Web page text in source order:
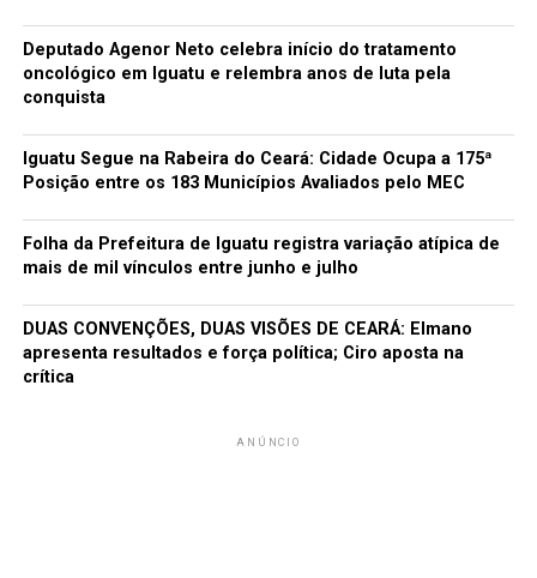
Deputado Agenor Neto celebra início do tratamento
oncológico em Iguatu e relembra anos de luta pela
conquista
Iguatu Segue na Rabeira do Ceará: Cidade Ocupa a 175ª
Posição entre os 183 Municípios Avaliados pelo MEC
Folha da Prefeitura de Iguatu registra variação atípica de
mais de mil vínculos entre junho e julho
DUAS CONVENÇÕES, DUAS VISÕES DE CEARÁ: Elmano
apresenta resultados e força política; Ciro aposta na
crítica
ANÚNCIO